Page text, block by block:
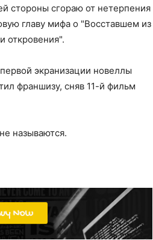
стороны сгораю от нетерпения
главу мифа о "Восставшем из
откровения".
экранизации новеллы
франшизу, сняв 11-й фильм
называются.